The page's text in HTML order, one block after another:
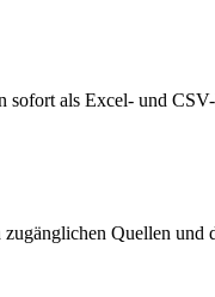
sofort als Excel- und
Quellen